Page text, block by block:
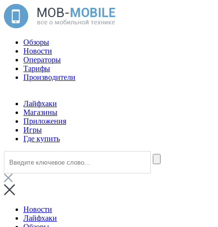
Обзоры
Новости
Операторы
Тарифы
Производители
Лайфхаки
Магазины
Приложения
Игры
Где купить
Новости
Лайфхаки